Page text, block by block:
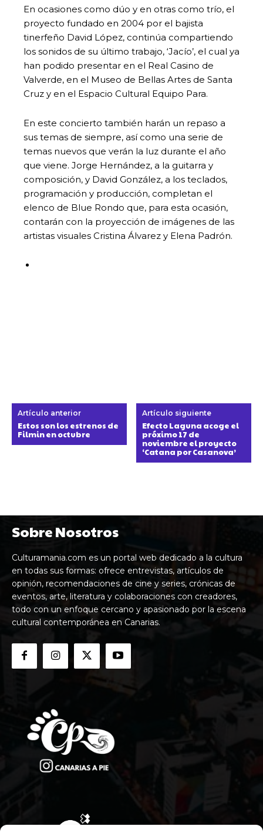
En ocasiones como dúo y en otras como trío, el
proyecto fundado en 2004 por el bajista
tinerfeño David López, continúa compartiendo
los sonidos de su último trabajo, ‘Jacío’, el cual ya
han podido presentar en el Real Casino de
Valverde, en el Museo de Bellas Artes de Santa
Cruz y en el Espacio Cultural Equipo Para.
En este concierto también harán un repaso a
sus temas de siempre, así como una serie de
temas nuevos que verán la luz durante el año
que viene. Jorge Hernández, a la guitarra y
composición, y David González, a los teclados,
programación y producción, completan el
elenco de Blue Rondo que, para esta ocasión,
contarán con la proyección de imágenes de las
artistas visuales Cristina Álvarez y Elena Padrón.
Artículo anterior
Estos son los estrenos de
Filmin en octubre
Artículo siguiente
Efecto Laguna acoge el
próximo 17 de
noviembre el proyecto
‘Catana por Casanova’
Sobre Nosotros
Culturamania.com es un portal web dedicado a la cultura
en todas sus formas: ofrece entrevistas, artículos de
opinión, recomendaciones de cine y series, crónicas de
eventos, arte, literatura y colaboraciones con creadores,
todo con un enfoque cercano y apasionado por la escena
cultural contemporánea en Canarias.